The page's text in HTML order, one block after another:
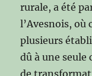
rurale, a été
l’Avesnois,
plusieurs
dû à une seule
de